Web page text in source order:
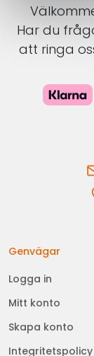
Har du
att ringa
Genvägar
Logga in
Mitt konto
Skapa konto
Integritetspolicy